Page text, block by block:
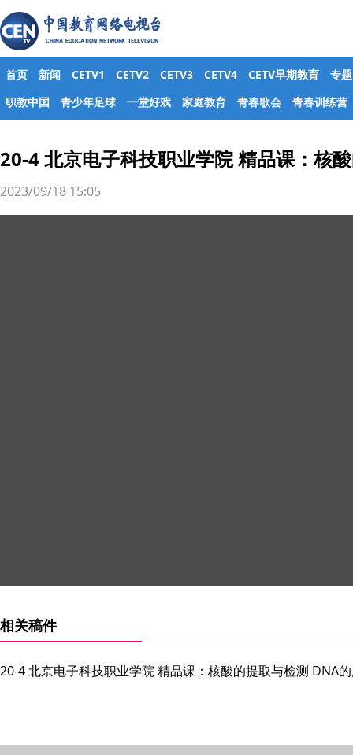
首页 新闻 CETV1 CETV2 CETV3 CETV4 CETV早期教育
专题
职教中国
青少年足球 一堂好戏 家庭教育 青春歌会 青春训练营
20-4 北京电子科技职业学院 精品课：核
2023/09/18 15:05
相关稿件
20-4 北京电子科技职业学院 精品课：核酸的提取与检测 DNA